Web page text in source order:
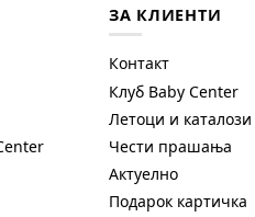
ЗА КЛИЕНТИ
Контакт
Клуб Baby Center
Летоци и каталози
Чести прашања
Актуелно
Подарок картичка